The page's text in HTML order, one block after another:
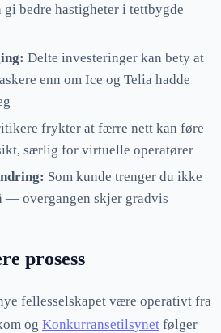
bedre hastigheter i tettbygde
Delte investeringer kan bety at
enn om Ice og Telia hadde
frykter at færre nett kan føre
særlig for virtuelle operatører
Som kunde trenger du ikke
— overgangen skjer gradvis
prosess
fellesselskapet være operativt fra
og Konkurransetilsynet følger